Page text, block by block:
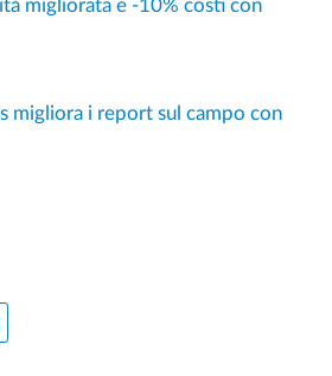
migliorata e -10% costi con
migliora i report sul campo con